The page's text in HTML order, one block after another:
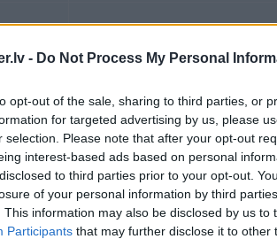
- Do Not Process My Personal
opt-out of the sale, sharing to third parties, or
for targeted advertising by us, please
selection. Please note that after your opt-out
interest-based ads based on personal
to third parties prior to your opt-out.
of your personal information by third
This information may also be disclosed by us to
Participants that may further disclose it to other
06. Nov 2016, 11:31
Lasa......un ari nepareizi. Nav bmw.